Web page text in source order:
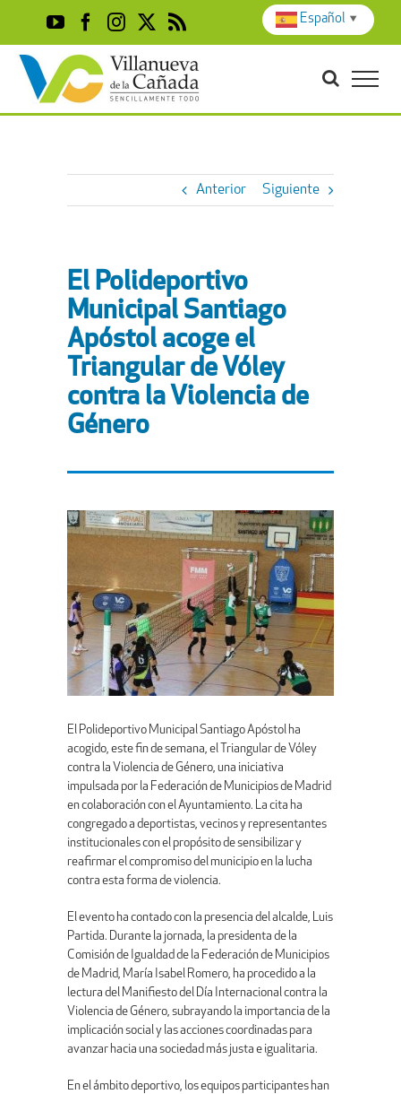
content
YouTubeFacebook
Instagram
X Rss
Anterior Siguiente
El Polideportivo
Municipal Santiago
Apóstol acoge el
Triangular de Vóley
contra la Violencia de
Género
El Polideportivo Municipal Santiago Apóstol ha
acogido, este fin de semana, el Triangular de Vóley
contra la Violencia de Género, una iniciativa
impulsada por la Federación de Municipios de Madrid
en colaboración con el Ayuntamiento. La cita ha
congregado a deportistas, vecinos y representantes
institucionales con el propósito de sensibilizar y
reafirmar el compromiso del municipio en la lucha
contra esta forma de violencia.
El evento ha contado con la presencia del alcalde, Luis
Partida. Durante la jornada, la presidenta de la
Comisión de Igualdad de la Federación de Municipios
de Madrid, María Isabel Romero, ha procedido a la
lectura del Manifiesto del Día Internacional contra la
Violencia de Género, subrayando la importancia de la
implicación social y las acciones coordinadas para
avanzar hacia una sociedad más justa e igualitaria.
En el ámbito deportivo, los equipos participantes han
Español ▼